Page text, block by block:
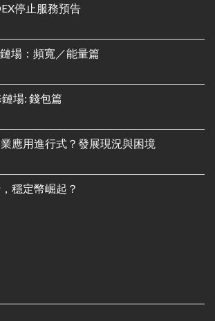
停止服務預告
場：頻寬／能量篇
場: 錢包篇
應用進行式？發展現況與困境
穩定幣崛起？